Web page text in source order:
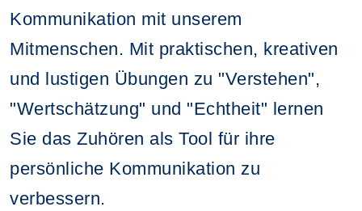
Kommunikation mit unserem
Mitmenschen. Mit praktischen, kreativen
und lustigen Übungen zu "Verstehen",
"Wertschätzung" und "Echtheit" lernen
Sie das Zuhören als Tool für ihre
persönliche Kommunikation zu
verbessern.